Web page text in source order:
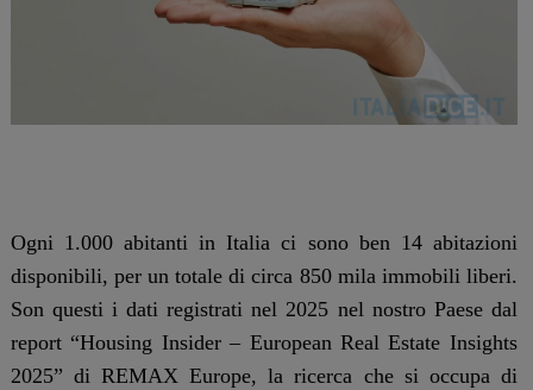
Ogni 1.000 abitanti in Italia ci sono ben 14 abitazioni
disponibili, per un totale di circa 850 mila immobili liberi.
Son questi i dati registrati nel 2025 nel nostro Paese dal
report “Housing Insider – European Real Estate Insights
2025” di REMAX Europe, la ricerca che si occupa di